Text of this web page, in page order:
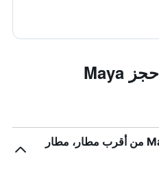
الأسئلة الشائعة عند حجز Maya
ما مدى قرب Maya Residency من أقرب مطار، مطار